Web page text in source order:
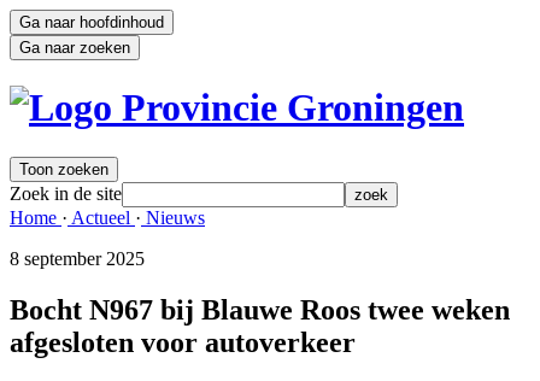
Ga naar hoofdinhoud
Ga naar zoeken
Toon zoeken
Zoek in de site zoek
Home · Actueel · Nieuws
8 september 2025
Bocht N967 bij Blauwe Roos twee weken
afgesloten voor autoverkeer